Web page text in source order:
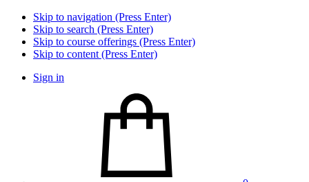
Skip to navigation (Press Enter)
Skip to search (Press Enter)
Skip to course offerings (Press Enter)
Skip to content (Press Enter)
Sign in